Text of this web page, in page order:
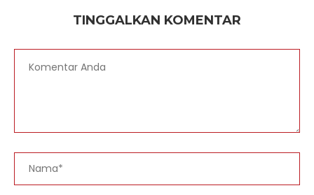
TINGGALKAN KOMENTAR